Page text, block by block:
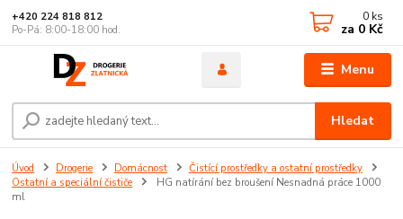
Menu
Hledat
+420 224 818 812
Po-Pá: 8:00-18:00 hod.
0 ks
za 0 Kč
Úvod Drogerie Domácnost
Čistící prostředky a ostatní prostředky
Ostatní a speciální čističe
HG natírání bez broušení Nesnadná práce 1000
ml